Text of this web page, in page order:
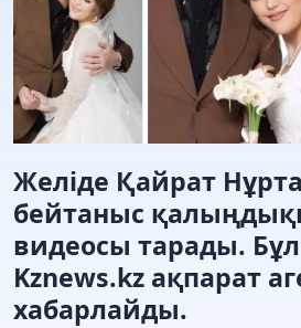
Желіде Қайрат
бейтаныс
видеосы тарады.
Kznews.kz ақпарат
хабарлайды.